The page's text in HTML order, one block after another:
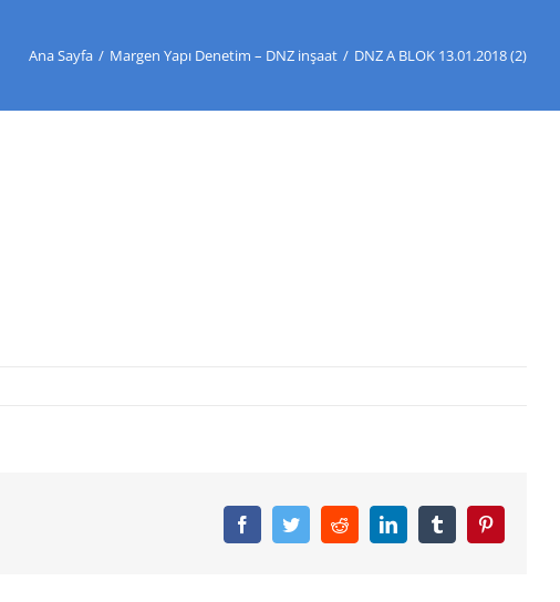
Ana Sayfa / Margen Yapı Denetim – DNZ inşaat / DNZ A BLOK 13.01.2018 (2)
FacebookTwitterRedditLinkedInTumblrPinterest